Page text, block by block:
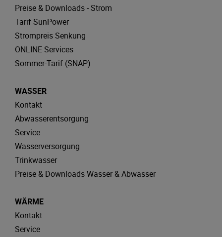
Preise & Downloads - Strom
Tarif SunPower
Strompreis Senkung
ONLINE Services
Sommer-Tarif (SNAP)
WASSER
Kontakt
Abwasserentsorgung
Service
Wasserversorgung
Trinkwasser
Preise & Downloads Wasser & Abwasser
WÄRME
Kontakt
Service